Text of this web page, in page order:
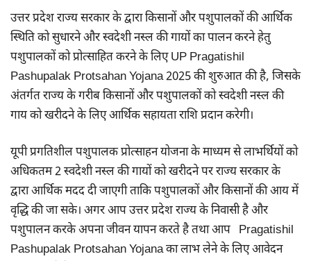
उत्तर प्रदेश राज्य सरकार के द्वारा किसानों और पशुपालकों की आर्थिक
स्थिति को सुधारने और स्वदेशी नस्ल की गायों का पालन करने हेतु
पशुपालकों को प्रोत्साहित करने के लिए UP Pragatishil
Pashupalak Protsahan Yojana 2025 की शुरुआत की है, जिसके
अंतर्गत राज्य के गरीब किसानों और पशुपालकों को स्वदेशी नस्ल की
गाय को खरीदने के लिए आर्थिक सहायता राशि प्रदान करेगी।
यूपी प्रगतिशील पशुपालक प्रोत्साहन योजना के माध्यम से लाभर्थियों को
अधिकतम 2 स्वदेशी नस्ल की गायों को खरीदने पर राज्य सरकार के
द्वारा आर्थिक मदद दी जाएगी ताकि पशुपालकों और किसानों की आय में
वृद्धि की जा सके। अगर आप उत्तर प्रदेश राज्य के निवासी है और
पशुपालन करके अपना जीवन यापन करते है तथा आप Pragatishil
Pashupalak Protsahan Yojana का लाभ लेने के लिए आवेदन